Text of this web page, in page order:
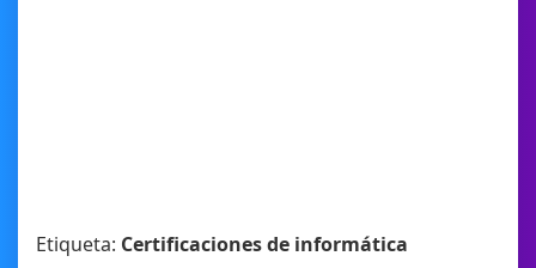
Etiqueta: Certificaciones de informática